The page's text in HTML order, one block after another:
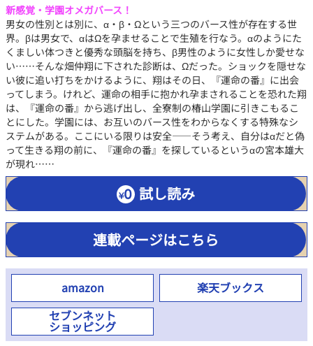
新感覚・学園オメガバース！
男女の性別とは別に、α・β・Ωという三つのバース性が存在する世
界。βは男女で、αはΩを孕ませることで生殖を行なう。αのようにた
くましい体つきと優秀な頭脳を持ち、β男性のように女性しか愛せな
い……そんな畑仲翔に下された診断は、Ωだった。ショックを隠せな
い彼に追い打ちをかけるように、翔はその日、『運命の番』に出会
ってしまう。けれど、運命の相手に抱かれ孕まされることを恐れた翔
は、『運命の番』から逃げ出し、全寮制の椿山学園に引きこもるこ
とにした。学園には、お互いのバース性をわからなくする特殊なシ
ステムがある。ここにいる限りは安全――そう考え、自分はαだと偽
って生きる翔の前に、『運命の番』を探しているというαの宮本雄大
が現れ……
試し読み
連載ページはこちら
amazon
楽天ブックス
セブンネット
ショッピング